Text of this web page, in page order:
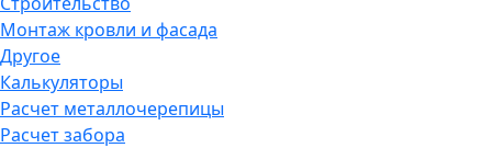
Монтаж кровли и фасада
Другое
Калькуляторы
Расчет металлочерепицы
Расчет забора